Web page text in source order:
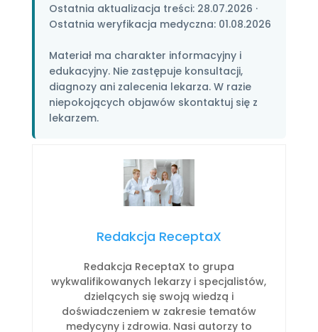
Ostatnia aktualizacja treści: 28.07.2026 ·
Ostatnia weryfikacja medyczna: 01.08.2026
Materiał ma charakter informacyjny i
edukacyjny. Nie zastępuje konsultacji,
diagnozy ani zalecenia lekarza. W razie
niepokojących objawów skontaktuj się z
lekarzem.
Redakcja ReceptaX
Redakcja ReceptaX to grupa
wykwalifikowanych lekarzy i specjalistów,
dzielących się swoją wiedzą i
doświadczeniem w zakresie tematów
medycyny i zdrowia. Nasi autorzy to